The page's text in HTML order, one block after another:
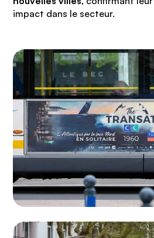
impact dans le secteur.